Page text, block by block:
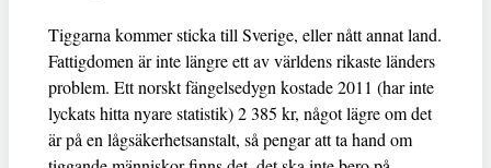
Tiggarna kommer sticka till Sverige, eller nått annat land.
Fattigdomen är inte längre ett av världens rikaste länders
problem. Ett norskt fängelsedygn kostade 2011 (har inte
lyckats hitta nyare statistik) 2 385 kr, något lägre om det
är på en lågsäkerhetsanstalt, så pengar att ta hand om